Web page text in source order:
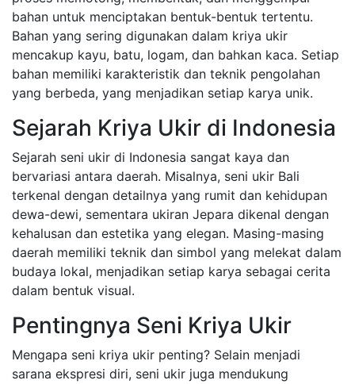
bahan untuk menciptakan bentuk-bentuk tertentu.
Bahan yang sering digunakan dalam kriya ukir
mencakup kayu, batu, logam, dan bahkan kaca. Setiap
bahan memiliki karakteristik dan teknik pengolahan
yang berbeda, yang menjadikan setiap karya unik.
Sejarah Kriya Ukir di Indonesia
Sejarah seni ukir di Indonesia sangat kaya dan
bervariasi antara daerah. Misalnya, seni ukir Bali
terkenal dengan detailnya yang rumit dan kehidupan
dewa-dewi, sementara ukiran Jepara dikenal dengan
kehalusan dan estetika yang elegan. Masing-masing
daerah memiliki teknik dan simbol yang melekat dalam
budaya lokal, menjadikan setiap karya sebagai cerita
dalam bentuk visual.
Pentingnya Seni Kriya Ukir
Mengapa seni kriya ukir penting? Selain menjadi
sarana ekspresi diri, seni ukir juga mendukung